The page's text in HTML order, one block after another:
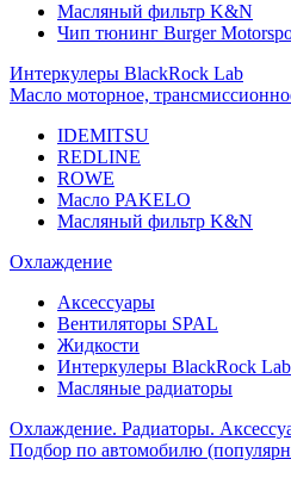
Масляный фильтр K&N
Чип тюнинг Burger
Интеркулеры BlackRock Lab
Масло моторное,
IDEMITSU
REDLINE
ROWE
Масло PAKELO
Масляный фильтр K&N
Охлаждение
Аксессуары
Вентиляторы SPAL
Жидкости
Интеркулеры BlackRock Lab
Масляные радиаторы
Охлаждение. Радиаторы.
Подбор по автомобилю